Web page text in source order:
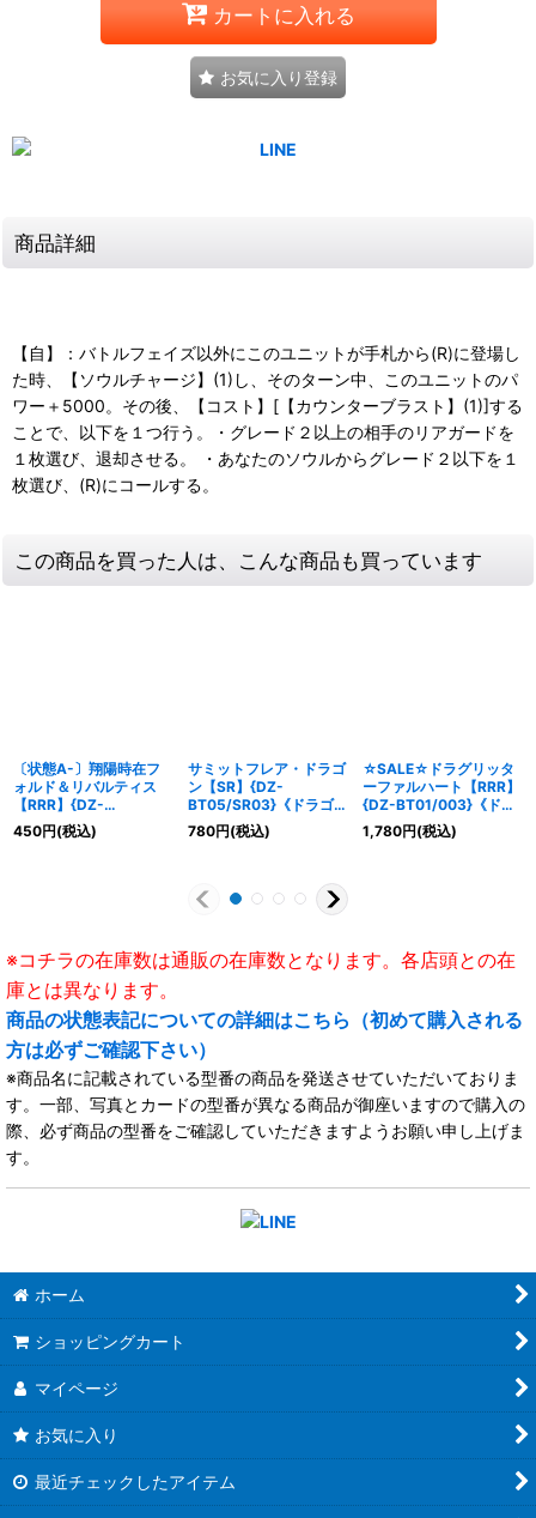
カートに入れる
お気に入り登録
商品詳細
【自】：バトルフェイズ以外にこのユニットが手札から(R)に登場し
た時、【ソウルチャージ】(1)し、そのターン中、このユニットのパ
ワー＋5000。その後、【コスト】[【カウンターブラスト】(1)]する
ことで、以下を１つ行う。・グレード２以上の相手のリアガードを
１枚選び、退却させる。 ・あなたのソウルからグレード２以下を１
枚選び、(R)にコールする。
この商品を買った人は、こんな商品も買っています
〔状態A-〕翔陽時在フ
ォルド＆リバルティス
【RRR】{DZ-
SS11/015}《ドラゴンエ
ンパイア/ダークステイ
450円(税込)
サミットフレア・ドラゴ
ン【SR】{DZ-
BT05/SR03}《ドラゴン
エンパイア》
780円(税込)
☆SALE☆ドラグリッタ
ーファルハート【RRR】
{DZ-BT01/003}《ドラ
ゴンエンパイア》
1,780円(税込)
※コチラの在庫数は通販の在庫数となります。各店頭との在
庫とは異なります。
商品の状態表記についての詳細はこちら（初めて購入される
方は必ずご確認下さい）
※商品名に記載されている型番の商品を発送させていただいておりま
す。一部、写真とカードの型番が異なる商品が御座いますので購入の
際、必ず商品の型番をご確認していただきますようお願い申し上げま
す。
ホーム
ショッピングカート
マイページ
お気に入り
最近チェックしたアイテム